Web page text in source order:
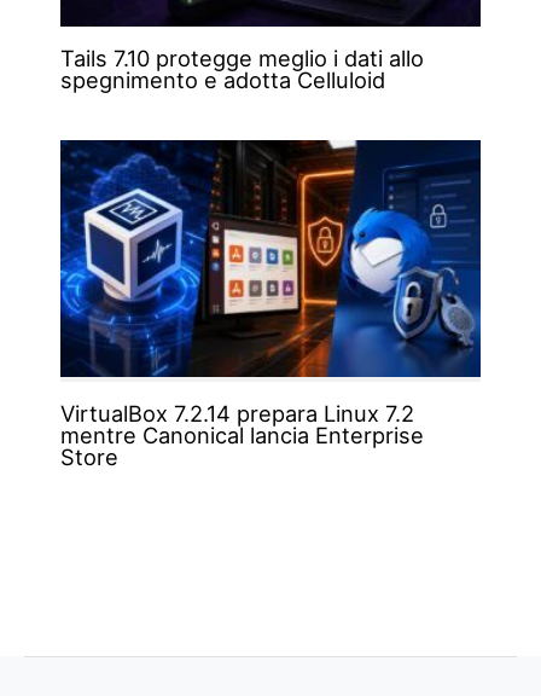
Tails 7.10 protegge meglio i dati allo
spegnimento e adotta Celluloid
VirtualBox 7.2.14 prepara Linux 7.2
mentre Canonical lancia Enterprise
Store